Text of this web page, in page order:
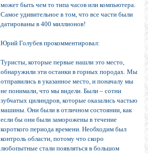
может быть чем то типа часов или компьютера.
Самое удивительное в том, что все части были
датированы в 400 миллионов!
Юрий Голубев прокомментировал:
Туристы, которые первые нашли это место,
обнаружили эти останки в горных породах. Мы
отправились в указанное место, и поначалу мы
не понимали, что мы видели. Были – сотни
зубчатых цилиндров, которые оказались частью
машины. Они были в отличном состоянии, как
если бы они были заморожены в течение
короткого периода времени. Необходим был
контроль области, потому что скоро
любопытные стали появляться в большом